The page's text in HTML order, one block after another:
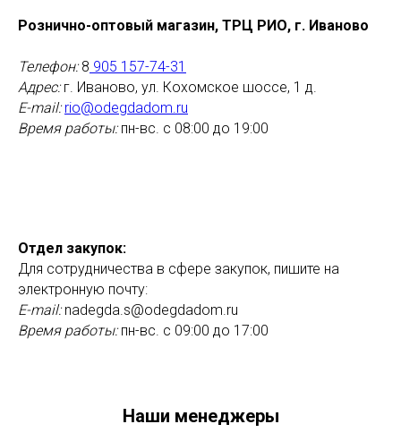
Рознично-оптовый магазин, ТРЦ РИО, г. Иваново
Телефон:8 905 157-74-31
Адрес:г. Иваново, ул. Кохомское шоссе, 1 д.
E-mail: rio@odegdadom.ru
Время работы:пн-вс. с 08:00 до 19:00
Отдел закупок:
Для сотрудничества в сфере закупок, пишите на
электронную почту:
E-mail:nadegda.s@odegdadom.ru
Время работы:пн-вс. с 09:00 до 17:00
Наши менеджеры